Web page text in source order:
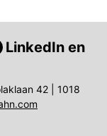
LinkedIn en
42 | 1018